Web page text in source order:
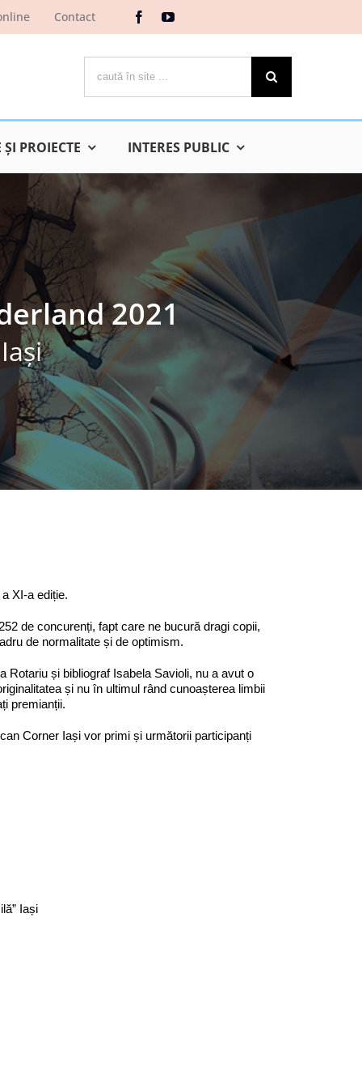
Contact
PROIECTE INTERES PUBLIC
2021
XI-a ediție.
de concurenți, fapt care ne bucură dragi copii,
de normalitate și de optimism.
Rotariu și bibliograf Isabela Savioli, nu a avut o
și nu în ultimul rând cunoașterea limbii
premianții.
Corner Iași vor primi și următorii participanți
Iași